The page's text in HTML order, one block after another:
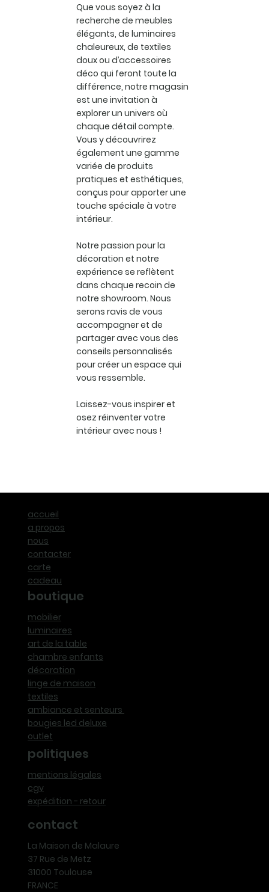
Que vous soyez à la
recherche de meubles
élégants, de luminaires
chaleureux, de textiles
doux ou d’accessoires
déco qui feront toute la
différence, notre magasin
est une invitation à
explorer un univers où
chaque détail compte.
Vous y découvrirez
également une gamme
variée de produits
pratiques et esthétiques,
conçus pour apporter une
touche spéciale à votre
intérieur.
Notre passion pour la
décoration et notre
expérience se reflètent
dans chaque recoin de
notre showroom. Nous
serons ravis de vous
accompagner et de
partager avec vous des
conseils personnalisés
pour créer un espace qui
vous ressemble.
Laissez-vous inspirer et
osez réinventer votre
intérieur avec nous !
accueil
a propos
nous
contacter
carte
cadeau
boutique
mobilier
luminaires
art de la table
chambre enfants
décoration
linge de maison
textiles
ambiance et senteurs
bougies led deluxe
outlet
politiques
mentions légales
cgv
expédition - retour
contact
La Maison de Malaure
37 Rue de Metz
31000 Toulouse
FRANCE